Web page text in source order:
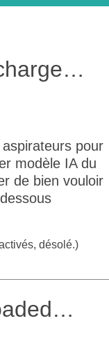
pour
modèle IA du
de bien vouloir
désolé.)